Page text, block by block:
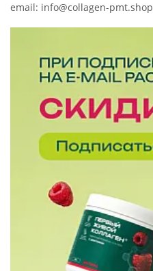
email: info@collagen-pmt.shop